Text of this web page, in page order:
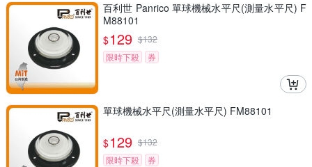
百利世 Panrico 單球機械水平尺(測量水平尺) F
M88101
$129 $132
限時下殺
券
單球機械水平尺(測量水平尺) FM88101
$129 $132
限時下殺
券